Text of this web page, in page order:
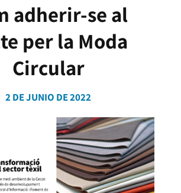
adherir-se al
per la Moda
Circular
2 DE JUNIO DE 2022